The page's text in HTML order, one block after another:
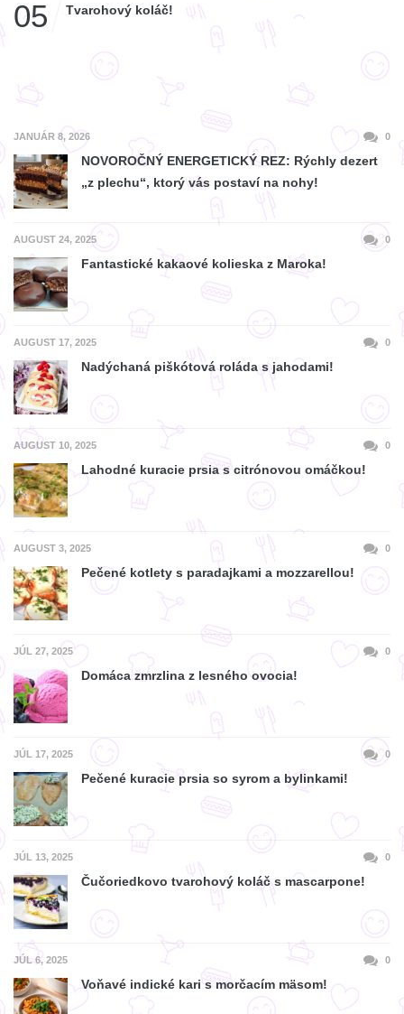
05 Tvarohový koláč!
JANUÁR 8, 2026 0
NOVOROČNÝ ENERGETICKÝ REZ: Rýchly dezert
„z plechu“, ktorý vás postaví na nohy!
AUGUST 24, 2025 0
Fantastické kakaové kolieska z Maroka!
AUGUST 17, 2025 0
Nadýchaná piškótová roláda s jahodami!
AUGUST 10, 2025 0
Lahodné kuracie prsia s citrónovou omáčkou!
AUGUST 3, 2025 0
Pečené kotlety s paradajkami a mozzarellou!
JÚL 27, 2025 0
Domáca zmrzlina z lesného ovocia!
JÚL 17, 2025 0
Pečené kuracie prsia so syrom a bylinkami!
JÚL 13, 2025 0
Čučoriedkovo tvarohový koláč s mascarpone!
JÚL 6, 2025 0
Voňavé indické kari s morčacím mäsom!